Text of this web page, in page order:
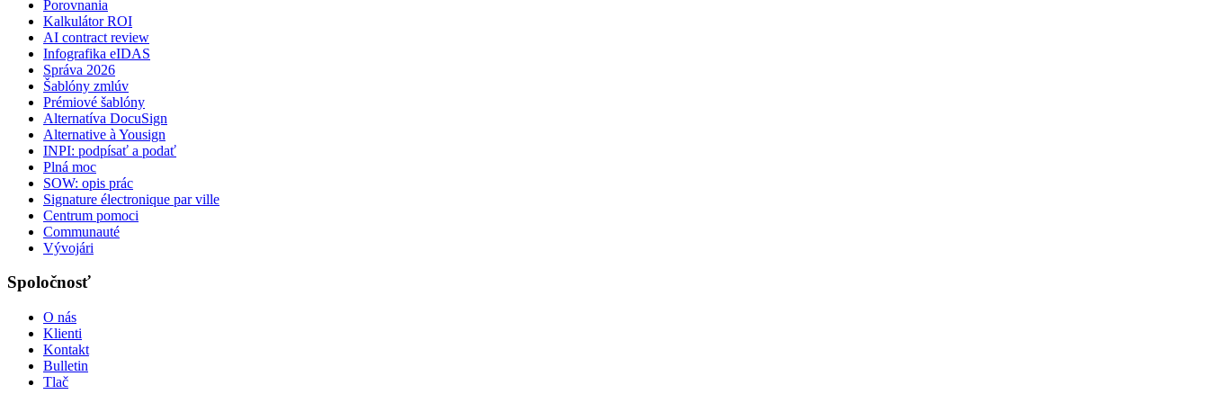
Porovnania
Kalkulátor ROI
AI contract review
Infografika eIDAS
Správa 2026
Šablóny zmlúv
Prémiové šablóny
Alternatíva DocuSign
Alternative à Yousign
INPI: podpísať a podať
Plná moc
SOW: opis prác
Signature électronique par ville
Centrum pomoci
Communauté
Vývojári
Spoločnosť
O nás
Klienti
Kontakt
Bulletin
Tlač